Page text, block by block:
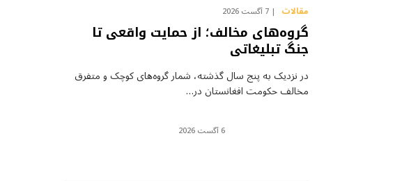
مقالات 7 آگست 2026
گروه‌های مخالف؛ از حمایت واقعی تا
جنگ تبلیغاتی
در نزدیک به پنج سال گذشته، شمار گروه‌های کوچک و متفرق
مخالف حکومت افغانستان در…
6 آگست 2026